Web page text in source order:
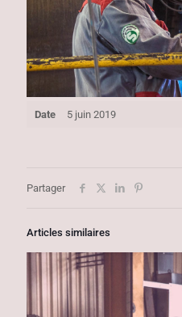
Date 5 juin 2019
Partager
Articles similaires